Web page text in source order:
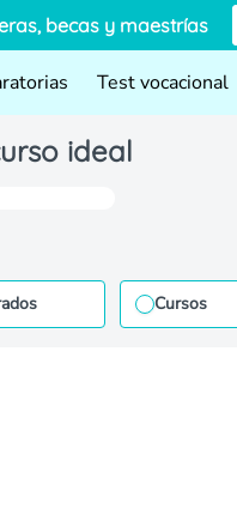
becas y maestrías
Test vocacional
ideal
Cursos